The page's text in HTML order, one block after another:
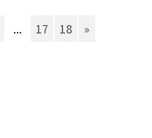
... 17 18 »